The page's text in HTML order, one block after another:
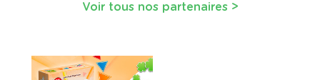
Voir tous nos partenaires >